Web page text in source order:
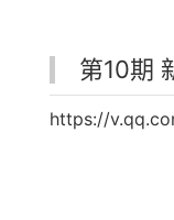
第10期
https://